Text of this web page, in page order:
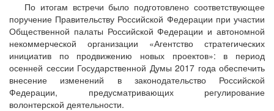
По итогам встречи было подготовлено соответствующее
поручение Правительству Российской Федерации при участии
Общественной палаты Российской Федерации и автономной
некоммерческой организации «Агентство стратегических
инициатив по продвижению новых проектов»: в период
осенней сессии Государственной Думы 2017 года обеспечить
внесение изменений в законодательство Российской
Федерации, предусматривающих регулирование
волонтерской деятельности.